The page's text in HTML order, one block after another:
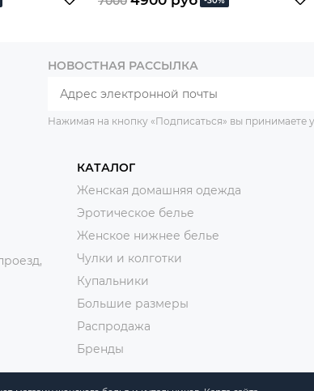
НОВОСТНАЯ РАССЫЛКА
Нажимая на кнопку «Подписаться» вы принимаете
КАТАЛОГ
Женская домашняя одежда
Эротическое белье
Женское нижнее белье
Чулки и колготки
Купальники
Большие размеры
Распродажа
Бренды